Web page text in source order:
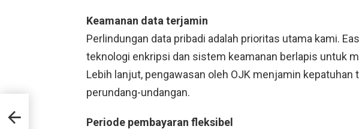
Keamanan data terjamin
Perlindungan data pribadi adalah prioritas utama kami.
teknologi enkripsi dan sistem keamanan berlapis untuk
Lebih lanjut, pengawasan oleh OJK menjamin kepatuhan
perundang-undangan.
Periode pembayaran fleksibel